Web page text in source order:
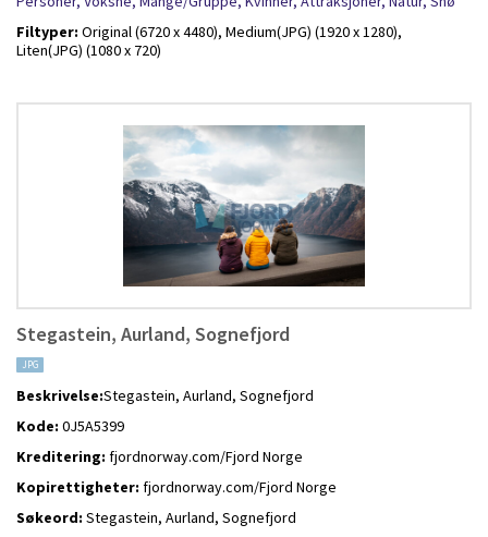
Filtyper: Original (6720 x 4480), Medium(JPG) (1920 x 1280),
Liten(JPG) (1080 x 720)
Stegastein, Aurland, Sognefjord
JPG
Beskrivelse:Stegastein, Aurland, Sognefjord
Kode: 0J5A5399
Kreditering: fjordnorway.com/Fjord Norge
Kopirettigheter: fjordnorway.com/Fjord Norge
Søkeord: Stegastein, Aurland, Sognefjord